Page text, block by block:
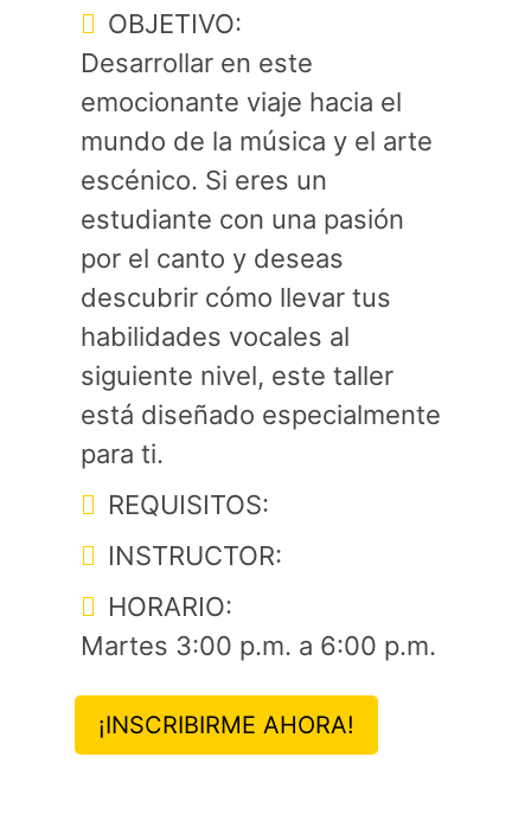
OBJETIVO:
Desarrollar en este
emocionante viaje hacia el
mundo de la música y el arte
escénico. Si eres un
estudiante con una pasión
por el canto y deseas
descubrir cómo llevar tus
habilidades vocales al
siguiente nivel, este taller
está diseñado especialmente
para ti.
REQUISITOS:
INSTRUCTOR:
HORARIO:
Martes 3:00 p.m. a 6:00 p.m.
¡INSCRIBIRME AHORA!